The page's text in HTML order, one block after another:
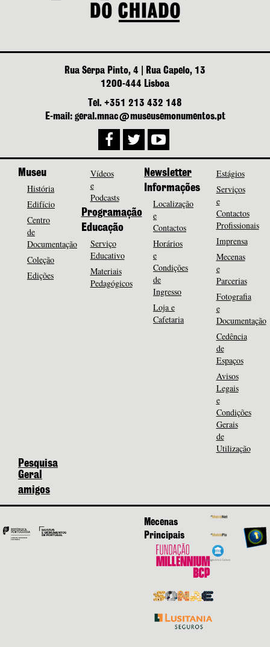
Rua Serpa Pinto, 4 | Rua Capelo, 13
1200-444 Lisboa
Tel. +351 213 432 148
E-mail: geral.mnac@museusemonumentos.pt
Museu
História
Edifício
Centro
de
Documentação
Coleção
Edições
Vídeos
e
Podcasts
Programação
Educação
Serviço
Educativo
Materiais
Pedagógicos
Newsletter
Informações
Localização
e
Contactos
Horários
e
Condições
de
Ingresso
Loja e
Cafetaria
Estágios
Serviços
e
Contactos
Profissionais
Imprensa
Mecenas
e
Parcerias
Fotografia
e
Documentação
Cedência
de
Espaços
Avisos
Legais
e
Condições
Gerais
de
Utilização
Pesquisa
Geral
amigos
Mecenas
Principais